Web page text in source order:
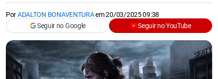
PorADALTON BONAVENTURAem20/03/2025 09:38
Seguir no Google
Seguir no YouTube